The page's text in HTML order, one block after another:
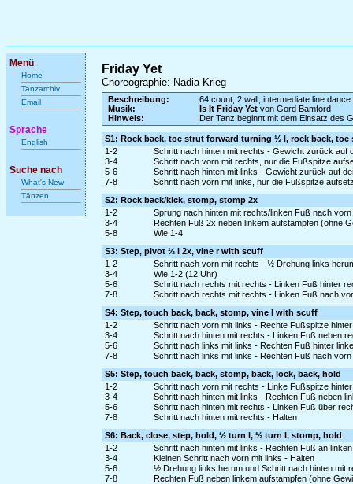
Menü
Home
Tanzarchiv
Email
Sprache
English
Suche nach
What's New
Tänzen
Friday Yet
Choreographie: Nadia Krieg
Beschreibung:
64 count, 2 wall, intermediate line dance
Musik:
Is It Friday Yetvon Gord Bamford
Hinweis:
Der Tanz beginnt mit dem Einsatz des
S1: Rock back, toe strut forward turning ½ l, rock back,
1-2
Schritt nach hinten mit rechts - Gewicht zurück auf
3-4
Schritt nach vorn mit rechts, nur die Fußspitze
5-6
Schritt nach hinten mit links - Gewicht zurück auf
7-8
Schritt nach vorn mit links, nur die Fußspitze
S2: Rock back/kick, stomp, stomp 2x
1-2
Sprung nach hinten mit rechts/linken Fuß nach
3-4
Rechten Fuß 2x neben linkem aufstampfen (ohne
5-8
Wie 1-4
S3: Step, pivot ½ l 2x, vine r with scuff
1-2
Schritt nach vorn mit rechts - ½ Drehung links
3-4
Wie 1-2 (12 Uhr)
5-6
Schritt nach rechts mit rechts - Linken Fuß hinter
7-8
Schritt nach rechts mit rechts - Linken Fuß nach
S4: Step, touch back, back, stomp, vine l with scuff
1-2
Schritt nach vorn mit links - Rechte Fußspitze
3-4
Schritt nach hinten mit rechts - Linken Fuß neben
5-6
Schritt nach links mit links - Rechten Fuß hinter
7-8
Schritt nach links mit links - Rechten Fuß nach
S5: Step, touch back, back, stomp, back, lock, back, hold
1-2
Schritt nach vorn mit rechts - Linke Fußspitze
3-4
Schritt nach hinten mit links - Rechten Fuß neben
5-6
Schritt nach hinten mit rechts - Linken Fuß über
7-8
Schritt nach hinten mit rechts - Halten
S6: Back, close, step, hold, ½ turn l, ½ turn l, stomp, hold
1-2
Schritt nach hinten mit links - Rechten Fuß an
3-4
Kleinen Schritt nach vorn mit links - Halten
5-6
½ Drehung links herum und Schritt nach hinten mit
7-8
Rechten Fuß neben linkem aufstampfen (ohne